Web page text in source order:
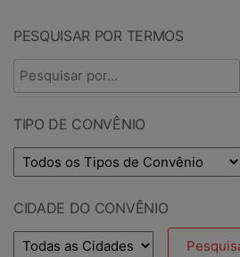
PESQUISAR POR TERMOS
TIPO DE CONVÊNIO
CIDADE DO CONVÊNIO